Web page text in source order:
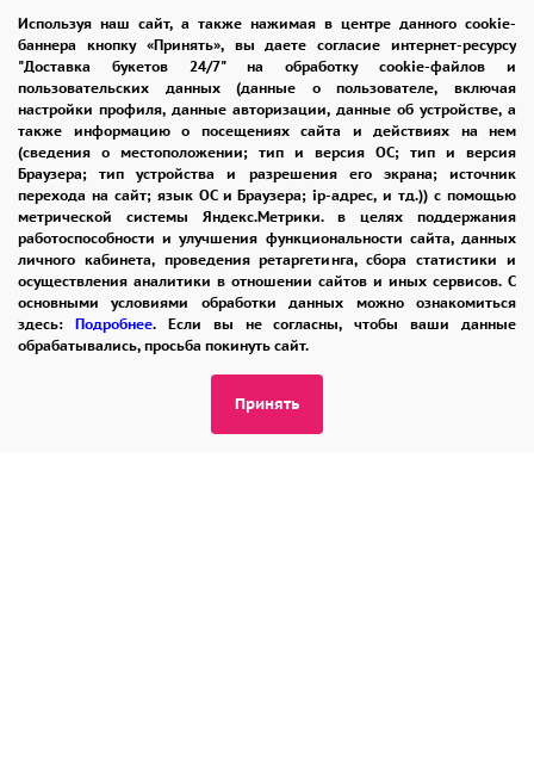
Используя наш сайт, а также нажимая в центре данного cookie-
баннера кнопку «Принять», вы даете согласие интернет-ресурсу
"Доставка букетов 24/7" на обработку cookie-файлов и
пользовательских данных (данные о пользователе, включая
настройки профиля, данные авторизации, данные об устройстве, а
также информацию о посещениях сайта и действиях на нем
(сведения о местоположении; тип и версия ОС; тип и версия
Браузера; тип устройства и разрешения его экрана; источник
перехода на сайт; язык ОС и Браузера; ip-адрес, и тд.)) с помощью
метрической системы Яндекс.Метрики. в целях поддержания
работоспособности и улучшения функциональности сайта, данных
личного кабинета, проведения ретаргетинга, сбора статистики и
осуществления аналитики в отношении сайтов и иных сервисов. С
основными условиями обработки данных можно ознакомиться
здесь: Подробнее. Если вы не согласны, чтобы ваши данные
обрабатывались, просьба покинуть сайт.
Принять
ПОМОЩЬ ОПЛАТА
ДОСТАВКА
ГАРАНТИИ
КУПОН
ВОЗВРАТ
ОТЗЫВЫ
РЕКОМЕНДАЦИИ
КОНТАКТЫ
8 965 242-37-47
ЗАКАЗАТЬ ЗВОНОК
admin@buket24delivery.ru
ул. Народная д. 8,